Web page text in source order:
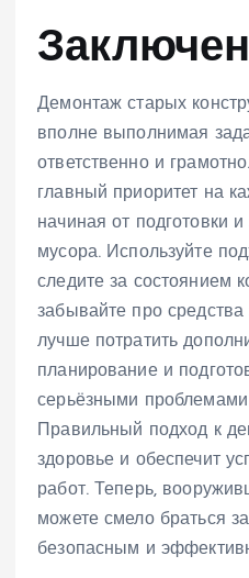
Демонтаж старых
вполне выполнимая
ответственно и
главный приоритет на
начиная от подготовки
мусора. Используйте
следите за состоянием
забывайте про
лучше потратить
планирование и
серьёзными
Правильный подход к
здоровье и обеспечит
работ. Теперь,
можете смело браться
безопасным и